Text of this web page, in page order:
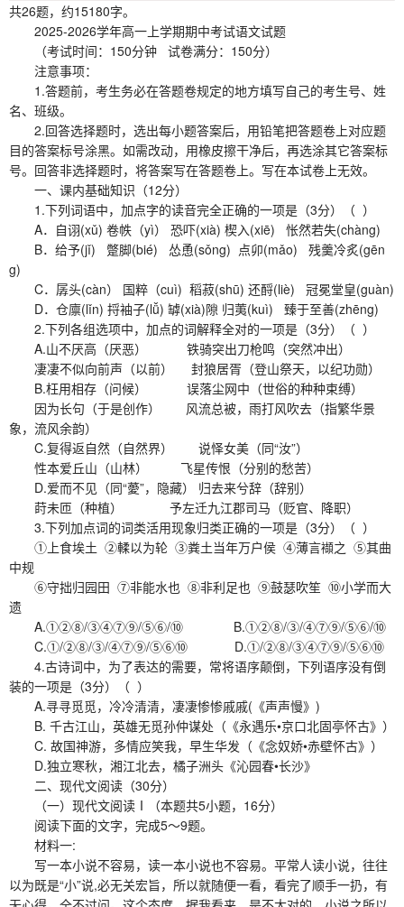
共26题，约15180字。
2025-2026学年高一上学期期中考试语文试题
（考试时间：150分钟 试卷满分：150分）
注意事项：
1.答题前，考生务必在答题卷规定的地方填写自己的考生号、姓
名、班级。
2.回答选择题时，选出每小题答案后，用铅笔把答题卷上对应题
目的答案标号涂黑。如需改动，用橡皮擦干净后，再选涂其它答案标
号。回答非选择题时，将答案写在答题卷上。写在本试卷上无效。
一、课内基础知识（12分）
1.下列词语中，加点字的读音完全正确的一项是（3分）（ ）
A．自诩(xǔ) 卷帙（yì） 恐吓(xià) 楔入(xiē) 怅然若失(chàng)
B．给予(jǐ) 蹩脚(bié) 怂恿(sǒng) 点卯(mǎo) 残羹冷炙(gēn
g)
C．孱头(càn） 国粹（cuì) 稻菽(shū) 还酹(liè) 冠冕堂皇(guàn)
D．仓廪(lǐn) 捋袖子(lǚ) 罅(xià)隙 归荑(kuì) 臻于至善(zhēng)
2.下列各组选项中，加点的词解释全对的一项是（3分）（ ）
A.山不厌高（厌恶） 铁骑突出刀枪鸣（突然冲出）
凄凄不似向前声（以前） 封狼居胥（登山祭天，以纪功勋）
B.枉用相存（问候） 误落尘网中（世俗的种种束缚）
因为长句（于是创作） 风流总被，雨打风吹去（指繁华景
象，流风余韵）
C.复得返自然（自然界） 说怿女美（同“汝”）
性本爱丘山（山林） 飞星传恨（分别的愁苦）
D.爱而不见（同“薆”，隐藏） 归去来兮辞（辞别）
莳未匝（种植） 予左迁九江郡司马（贬官、降职）
3.下列加点词的词类活用现象归类正确的一项是（3分）（ ）
①上食埃土 ②輮以为轮 ③粪土当年万户侯 ④薄言襭之 ⑤其曲
中规
⑥守拙归园田 ⑦非能水也 ⑧非利足也 ⑨鼓瑟吹笙 ⑩小学而大
遗
A.①②⑧/③④⑦⑨/⑤⑥/⑩ B.①②⑧/③/④⑦⑨/⑤⑥/⑩
C.①/②⑧/③/④⑦⑨/⑤⑥⑩ D.①/②⑧/③④⑦⑨/⑤⑥⑩
4.古诗词中，为了表达的需要，常将语序颠倒，下列语序没有倒
装的一项是（3分）（ ）
A.寻寻觅觅，冷冷清清，凄凄惨惨戚戚(《声声慢》)
B. 千古江山，英雄无觅孙仲谋处（《永遇乐•京口北固亭怀古》）
C. 故国神游，多情应笑我，早生华发（《念奴娇•赤壁怀古》）
D.独立寒秋，湘江北去，橘子洲头《沁园春•长沙》
二、现代文阅读（30分）
（一）现代文阅读Ⅰ（本题共5小题，16分）
阅读下面的文字，完成5～9题。
材料一:
写一本小说不容易，读一本小说也不容易。平常人读小说，往往
以为既是“小”说,必无关宏旨，所以就随便一看，看完了顺手一扔，有